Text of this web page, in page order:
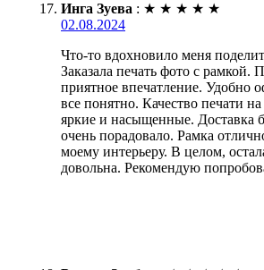
Инга Зуева : ★ ★ ★ ★ ★
02.08.2024
Что-то вдохновило меня
Заказала печать фото с рамкой.
приятное впечатление. Удобно
все понятно. Качество печати
яркие и насыщенные. Доставка
очень порадовало. Рамка
моему интерьеру. В целом,
довольна. Рекомендую